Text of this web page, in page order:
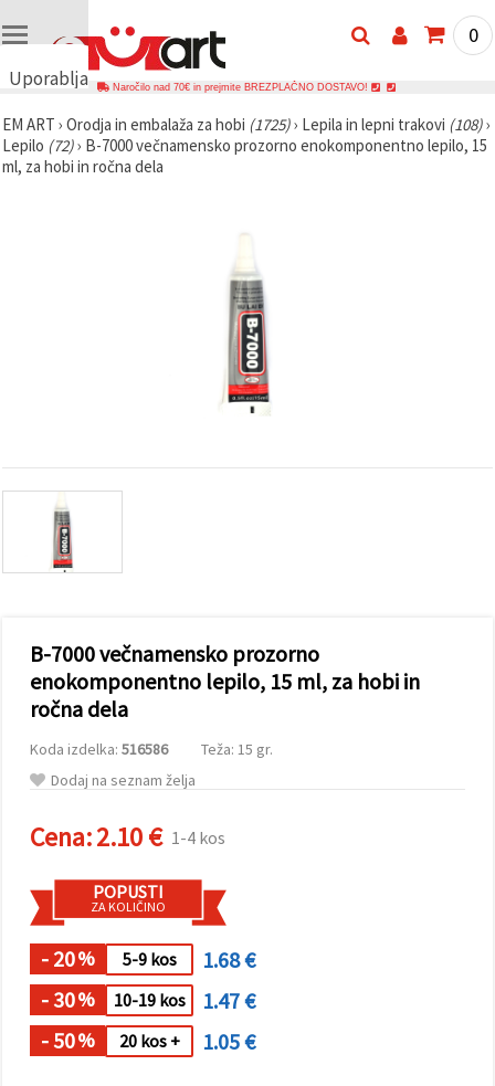
Uporabljamo
🍪
Uporabljamo
piškotke in
prikazujemo
vsebine in
oglase, tudi
s pomočjo
partnerjev
»Sprejmi
lahko
strinjate z
vseh
piškotkov.
Ali pa v
Nastavitvah
svoje
preference z
določene
vrste
piškotkov
na gumb
»Shrani«.
Sprejmi
vse
0
Naročilo nad 70€ in prejmite BREZPLAČNO DOSTAVO!
EM ART › Orodja in embalaža za hobi (1725)› Lepila in lepni trakovi (108)›
Lepilo (72)› B-7000 večnamensko prozorno enokomponentno lepilo, 15
ml, za hobi in ročna dela
B-7000 večnamensko prozorno
enokomponentno lepilo, 15 ml, za hobi in
ročna dela
Koda izdelka: 516586
Teža: 15 gr.
Dodaj na seznam želja
Cena:2.10 € 1-4 kos
POPUSTI
ZA KOLIČINO
- 20% 5-9 kos
1.68 €
- 30% 10-19 kos
1.47 €
- 50% 20 kos + 1.05 €